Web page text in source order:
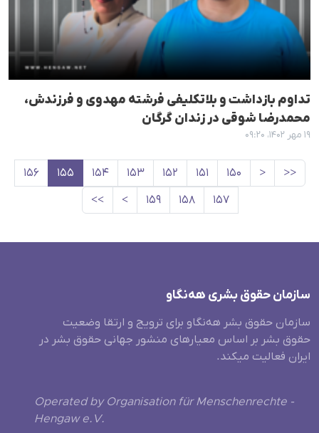
تداوم بازداشت و بلاتکلیفی فرشته مهدوی و فرزندش،
محمدرضا شوقی در زندان گرگان
۱۹ مهر ۱۴۰۲، ۰۹:۲۰
<<
< ۱۵۰ ۱۵۱ ۱۵۲ ۱۵۳ ۱۵۴ ۱۵۵
۱۵۶
۱۵۷
۱۵۸ ۱۵۹ >
>>
سازمان حقوق بشری هەنگاو
سازمان حقوق بشر هه‌نگاو برای ترویج و ارتقا وضعیت
حقوق بشر بر اساس معیارهای منشور جهانی حقوق بشر در
ایران فعالیت میکند.
Operated by Organisation für Menschenrechte -
Hengaw e.V.